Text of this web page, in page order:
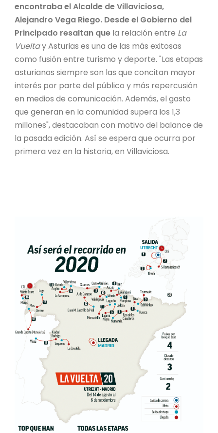
encontraba el Alcalde de Villaviciosa,
Alejandro Vega Riego. Desde el Gobierno del
Principado resaltan que la relación entre La
Vueltay Asturias es una de las más exitosas
como fusión entre turismo y deporte. "Las etapas
asturianas siempre son las que concitan mayor
interés por parte del público y más repercusión
en medios de comunicación. Además, el gasto
que generan en la comunidad supera los 1,3
millones", destacaban con motivo del balance de
la pasada edición. Así se espera que ocurra por
primera vez en la historia, en Villaviciosa.